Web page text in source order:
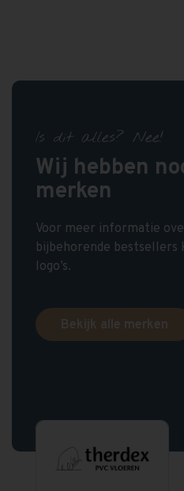
Is dit alles? Nee!
Wij hebben
merken
Voor meer informatie
bijbehorende bestsellers
logo’s.
Bekijk alle merken